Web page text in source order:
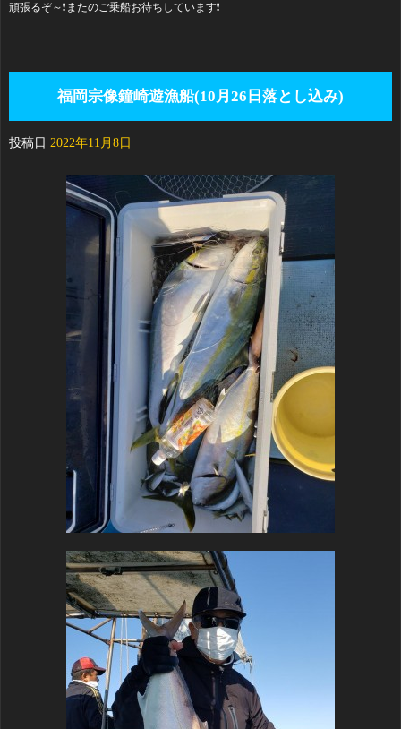
頑張るぞ～❗またのご乗船お待ちしています❗
福岡宗像鐘崎遊漁船(10月26日落とし込み)
投稿日 2022年11月8日